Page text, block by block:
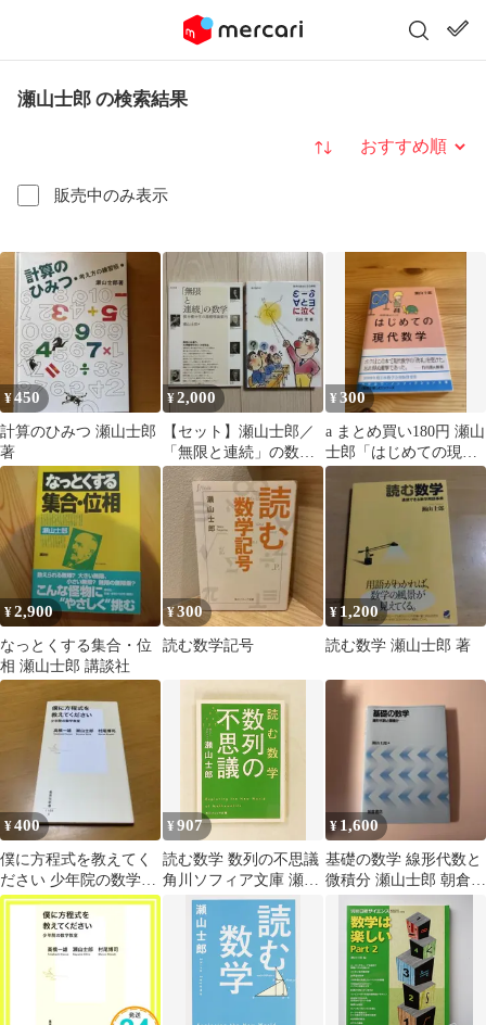
瀬山士郎 の検索結果
販売中のみ表示
並び替え
¥450
計算のひみつ 瀬山士郎
著
¥2,000
【セット】瀬山士郎／
「無限と連続」の数学
➕石谷茂／εδ、∀と∃に
泣く
¥300
a まとめ買い180円 瀬山
士郎「はじめての現代
数学」
¥2,900
なっとくする集合・位
相 瀬山士郎 講談社
¥300
読む数学記号
¥ 1,200
読む数学 瀬山士郎 著
¥400
僕に方程式を教えてく
ださい 少年院の数学教
室 s74
¥907
読む数学 数列の不思議
角川ソフィア文庫 瀬山
士郎 KADOKAWA
¥ 1,600
基礎の数学 線形代数と
微積分 瀬山士郎 朝倉書